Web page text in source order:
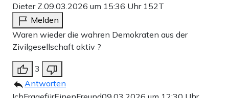
Dieter Z. 09.03.2026 um 15:36 Uhr 152T
Melden
Waren wieder die wahren Demokraten aus der
Zivilgesellschaft aktiv ?
3
Antworten